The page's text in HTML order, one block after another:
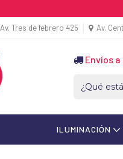
Av. Tres de febrero 425 Av.
Envíos a
ILUMINACIÓN